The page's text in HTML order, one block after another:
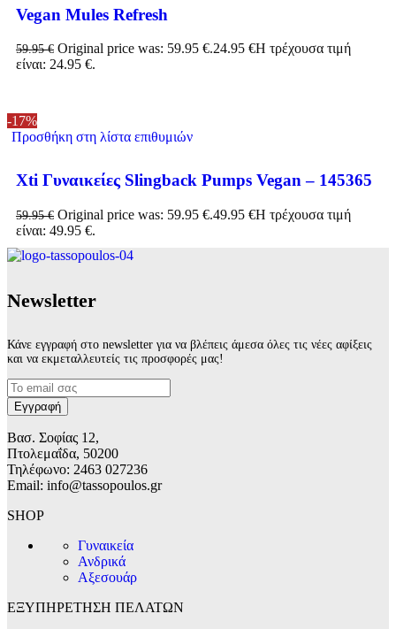
Vegan Mules Refresh
59.95€ Original price was: 59.95 €.24.95 €Η τρέχουσα τιμή
είναι: 24.95 €.
-17%
Προσθήκη στη λίστα επιθυμιών
Xti Γυναικείες Slingback Pumps Vegan – 145365
59.95€ Original price was: 59.95 €.49.95 €Η τρέχουσα τιμή
είναι: 49.95 €.
Νewsletter
Κάνε εγγραφή στο newsletter για να βλέπεις άμεσα όλες τις νέες αφίξεις
και να εκμεταλλευτείς τις προσφορές μας!
Βασ. Σοφίας 12,
Πτολεμαΐδα, 50200
Τηλέφωνο: 2463 027236
Email: info@tassopoulos.gr
SHOP
Γυναικεία
Ανδρικά
Αξεσουάρ
ΕΞΥΠΗΡΕΤΗΣΗ ΠΕΛΑΤΩΝ